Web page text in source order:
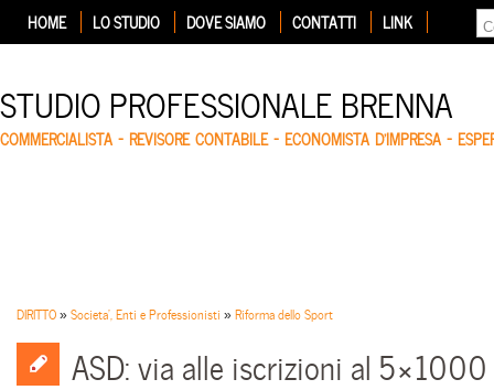
HOME LO STUDIO DOVE SIAMO CONTATTI LINK
STUDIO PROFESSIONALE BRENNA
COMMERCIALISTA – REVISORE CONTABILE – ECONOMISTA D'IMPRESA –
DIRITTO»Societa', Enti e Professionisti »Riforma dello Sport
ASD: via alle iscrizioni al 5×1000